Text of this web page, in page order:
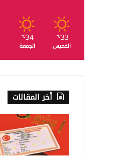
33
℃
الخميس
34
℃
الجمعة
أخر المقالات